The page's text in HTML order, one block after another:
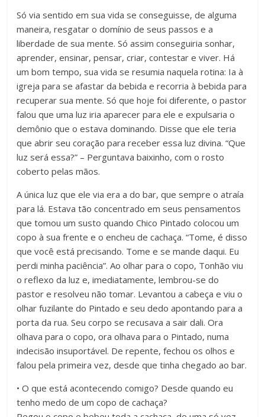
Só via sentido em sua vida se conseguisse, de alguma
maneira, resgatar o domínio de seus passos e a
liberdade de sua mente. Só assim conseguiria sonhar,
aprender, ensinar, pensar, criar, contestar e viver. Há
um bom tempo, sua vida se resumia naquela rotina: Ia à
igreja para se afastar da bebida e recorria à bebida para
recuperar sua mente. Só que hoje foi diferente, o pastor
falou que uma luz iria aparecer para ele e expulsaria o
demônio que o estava dominando. Disse que ele teria
que abrir seu coração para receber essa luz divina. “Que
luz será essa?” – Perguntava baixinho, com o rosto
coberto pelas mãos.
A única luz que ele via era a do bar, que sempre o atraía
para lá. Estava tão concentrado em seus pensamentos
que tomou um susto quando Chico Pintado colocou um
copo à sua frente e o encheu de cachaça. “Tome, é disso
que você está precisando. Tome e se mande daqui. Eu
perdi minha paciência”. Ao olhar para o copo, Tonhão viu
o reflexo da luz e, imediatamente, lembrou-se do
pastor e resolveu não tomar. Levantou a cabeça e viu o
olhar fuzilante do Pintado e seu dedo apontando para a
porta da rua. Seu corpo se recusava a sair dali. Ora
olhava para o copo, ora olhava para o Pintado, numa
indecisão insuportável. De repente, fechou os olhos e
falou pela primeira vez, desde que tinha chegado ao bar.
• O que está acontecendo comigo? Desde quando eu
tenho medo de um copo de cachaça?